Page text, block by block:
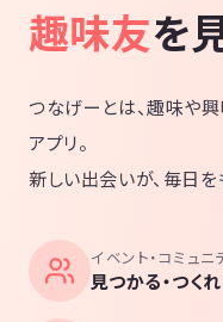
趣味友を
つなげーとは、趣味や興
アプリ。
新しい出会いが、毎日を
イベント・コミュニ
見つかる・つく